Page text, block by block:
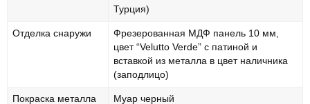
Турция)
Отделка снаружи
Фрезерованная МДФ панель 10 мм,
цвет “Velutto Verde” с патиной и
вставкой из металла в цвет наличника
(заподлицо)
Покраска металла Муар черный